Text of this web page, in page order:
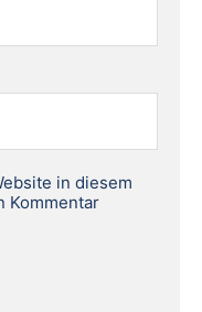
in diesem
Kommentar